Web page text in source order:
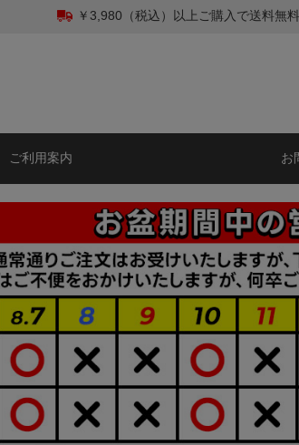
￥3,980（税込）以上ご購入で送料無料
ご利用案内 お